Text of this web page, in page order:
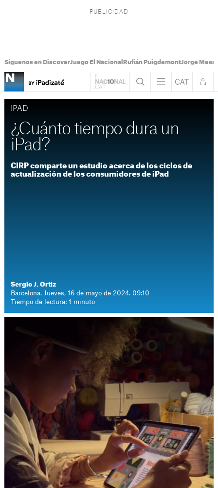
Síguenos en DiscoverJuego El Nacional Rufián PuigdemontJorge Messi
IPAD
¿Cuánto tiempo dura un
iPad?
CIRP comparte un estudio acerca de los ciclos de
actualización de los consumidores de iPad
Sergio J. Ortiz
Barcelona. Jueves, 16 de mayo de 2024. 09:10
Tiempo de lectura: 1 minuto